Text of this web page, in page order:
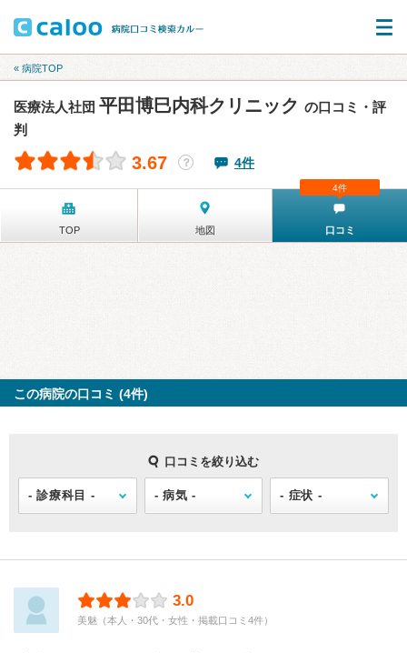
« 病院TOP
医療法人社団 平田博巳内科クリニック の口コミ・評
判
3.67 ？ 4件
TOP 地図 口コミ
4件
この病院の口コミ (4件)
口コミを絞り込む
3.0
美魅（本人・30代・女性・掲載口コミ4件）